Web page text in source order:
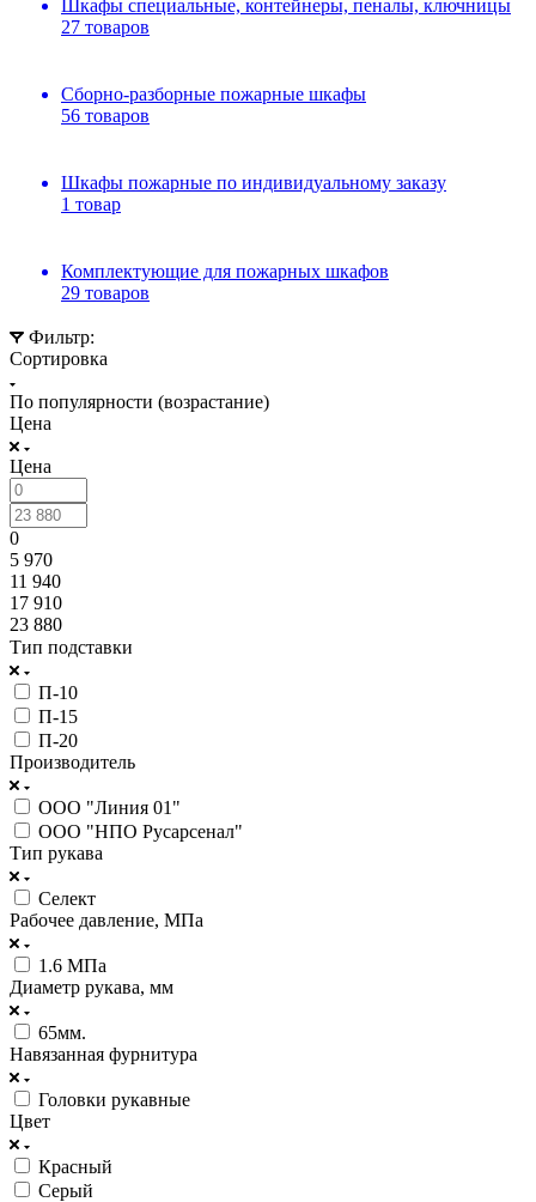
Шкафы специальные, контейнеры, пеналы, ключницы
27 товаров
Сборно-разборные пожарные шкафы
56 товаров
Шкафы пожарные по индивидуальному заказу
1 товар
Комплектующие для пожарных шкафов
29 товаров
Фильтр:
Сортировка
По популярности (возрастание)
Цена
Цена
0
5 970
11 940
17 910
23 880
Тип подставки
П-10
П-15
П-20
Производитель
ООО "Линия 01"
ООО "НПО Русарсенал"
Тип рукава
Селект
Рабочее давление, МПа
1.6 МПа
Диаметр рукава, мм
65мм.
Навязанная фурнитура
Головки рукавные
Цвет
Красный
Серый